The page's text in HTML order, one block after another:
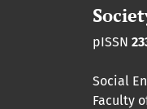
pISSN
Social
Faculty